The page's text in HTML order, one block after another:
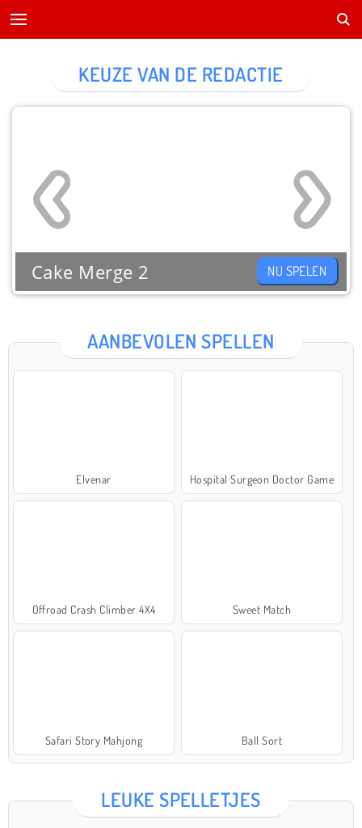
AANBEVOLEN SPELLEN
Elvenar Hospital Surgeon Doctor Game
Offroad Crash Climber 4X4 Sweet Match
Safari Story Mahjong Ball Sort
KEUZE VAN DE REDACTIE
Cake Merge 2 NU SPELEN
LEUKE SPELLETJES